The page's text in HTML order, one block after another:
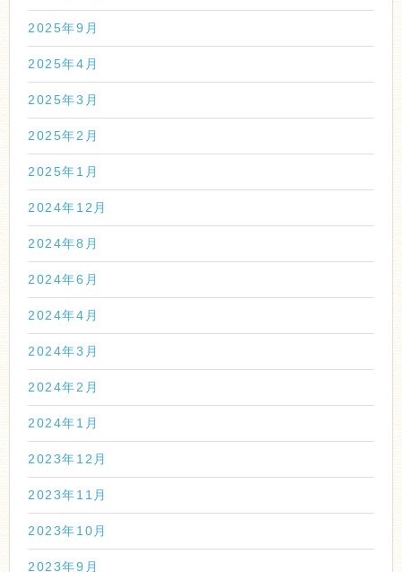
2025年9月
2025年4月
2025年3月
2025年2月
2025年1月
2024年12月
2024年8月
2024年6月
2024年4月
2024年3月
2024年2月
2024年1月
2023年12月
2023年11月
2023年10月
2023年9月